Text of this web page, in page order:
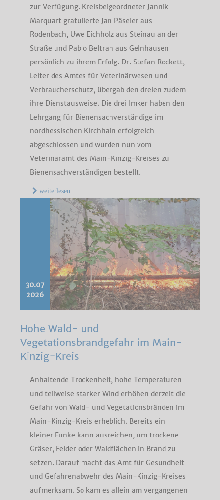
zur Verfügung. Kreisbeigeordneter Jannik
Marquart gratulierte Jan Päseler aus
Rodenbach, Uwe Eichholz aus Steinau an der
Straße und Pablo Beltran aus Gelnhausen
persönlich zu ihrem Erfolg. Dr. Stefan Rockett,
Leiter des Amtes für Veterinärwesen und
Verbraucherschutz, übergab den dreien zudem
ihre Dienstausweise. Die drei Imker haben den
Lehrgang für Bienensachverständige im
nordhessischen Kirchhain erfolgreich
abgeschlossen und wurden nun vom
Veterinäramt des Main-Kinzig-Kreises zu
Bienensachverständigen bestellt.
weiterlesen
30.07
2026
Hohe Wald- und
Vegetationsbrandgefahr im Main-
Kinzig-Kreis
Anhaltende Trockenheit, hohe Temperaturen
und teilweise starker Wind erhöhen derzeit die
Gefahr von Wald- und Vegetationsbränden im
Main-Kinzig-Kreis erheblich. Bereits ein
kleiner Funke kann ausreichen, um trockene
Gräser, Felder oder Waldflächen in Brand zu
setzen. Darauf macht das Amt für Gesundheit
und Gefahrenabwehr des Main-Kinzig-Kreises
aufmerksam. So kam es allein am vergangenen